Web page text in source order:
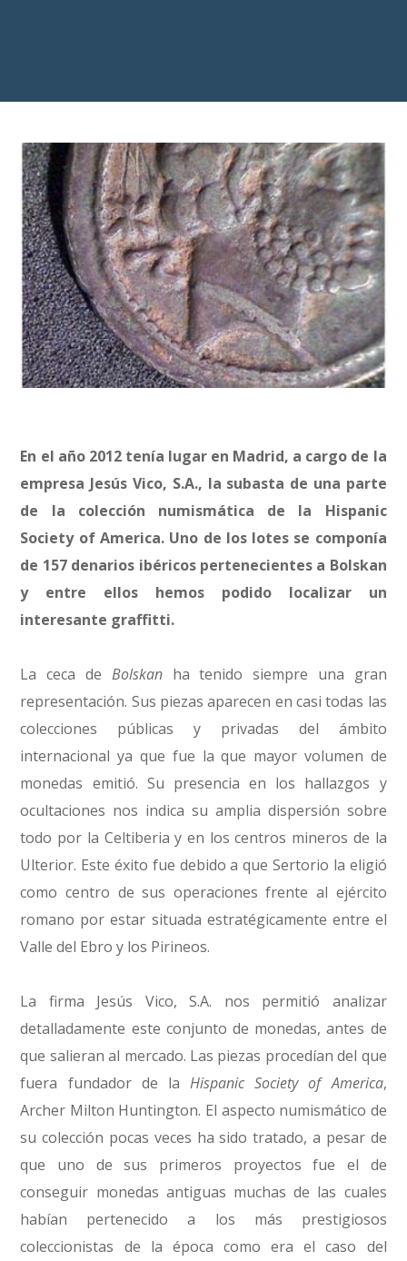
En el año 2012 tenía lugar en Madrid, a cargo de la
empresa Jesús Vico, S.A., la subasta de una parte
de la colección numismática de la Hispanic
Society of America. Uno de los lotes se componía
de 157 denarios ibéricos pertenecientes a Bolskan
y entre ellos hemos podido localizar un
interesante graffitti.
La ceca de Bolskan ha tenido siempre una gran
representación. Sus piezas aparecen en casi todas las
colecciones públicas y privadas del ámbito
internacional ya que fue la que mayor volumen de
monedas emitió. Su presencia en los hallazgos y
ocultaciones nos indica su amplia dispersión sobre
todo por la Celtiberia y en los centros mineros de la
Ulterior. Este éxito fue debido a que Sertorio la eligió
como centro de sus operaciones frente al ejército
romano por estar situada estratégicamente entre el
Valle del Ebro y los Pirineos.
La firma Jesús Vico, S.A. nos permitió analizar
detalladamente este conjunto de monedas, antes de
que salieran al mercado. Las piezas procedían del que
fuera fundador de laHispanic Society of America,
Archer Milton Huntington. El aspecto numismático de
su colección pocas veces ha sido tratado, a pesar de
que uno de sus primeros proyectos fue el de
conseguir monedas antiguas muchas de las cuales
habían pertenecido a los más prestigiosos
coleccionistas de la época como era el caso del